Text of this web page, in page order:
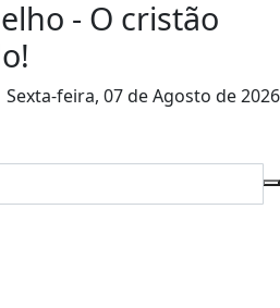
- O cristão
Sexta-feira, 07 de Agosto de 2026